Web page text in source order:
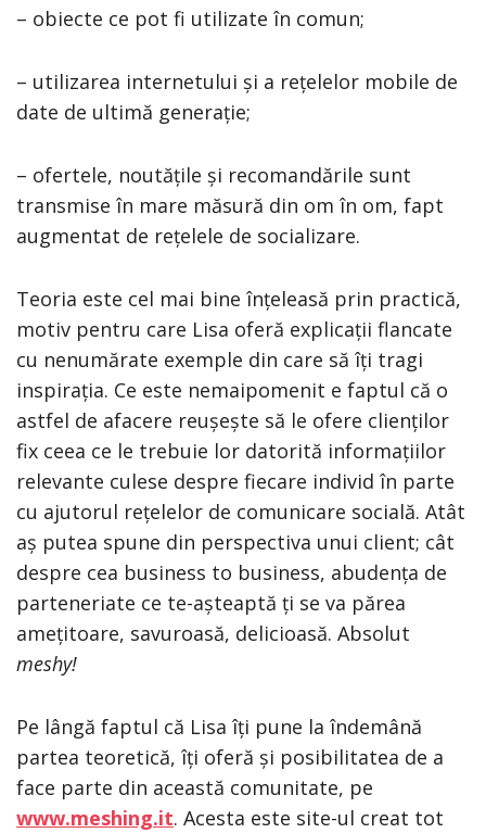
– obiecte ce pot fi utilizate în comun;
– utilizarea internetului și a rețelelor mobile de
date de ultimă generație;
– ofertele, noutățile și recomandările sunt
transmise în mare măsură din om în om, fapt
augmentat de rețelele de socializare.
Teoria este cel mai bine înțeleasă prin practică,
motiv pentru care Lisa oferă explicații flancate
cu nenumărate exemple din care să îți tragi
inspirația. Ce este nemaipomenit e faptul că o
astfel de afacere reușește să le ofere clienților
fix ceea ce le trebuie lor datorită informațiilor
relevante culese despre fiecare individ în parte
cu ajutorul rețelelor de comunicare socială. Atât
aș putea spune din perspectiva unui client; cât
despre cea business to business, abudența de
parteneriate ce te-așteaptă ți se va părea
amețitoare, savuroasă, delicioasă. Absolut
meshy!
Pe lângă faptul că Lisa îți pune la îndemână
partea teoretică, îți oferă și posibilitatea de a
face parte din această comunitate, pe
www.meshing.it. Acesta este site-ul creat tot